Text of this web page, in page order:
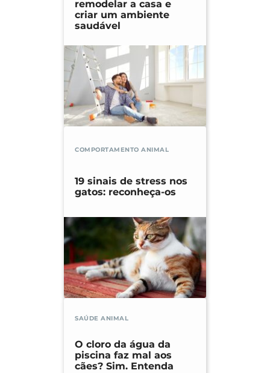
remodelar a casa e
criar um ambiente
saudável
COMPORTAMENTO ANIMAL
19 sinais de stress nos
gatos: reconheça-os
SAÚDE ANIMAL
O cloro da água da
piscina faz mal aos
cães? Sim. Entenda